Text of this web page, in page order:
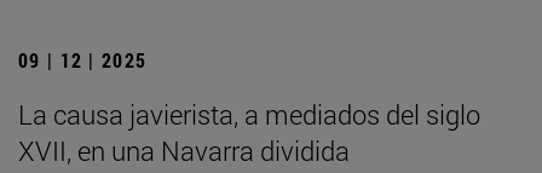
09 | 12 | 2025
La causa javierista, a mediados del siglo
XVII, en una Navarra dividida